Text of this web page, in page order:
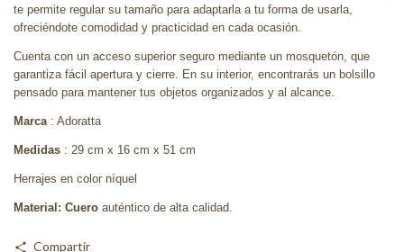
te permite regular su tamaño para adaptarla a tu forma de usarla,
ofreciéndote comodidad y practicidad en cada ocasión.
Cuenta con un acceso superior seguro mediante un mosquetón, que
garantiza fácil apertura y cierre. En su interior, encontrarás un bolsillo
pensado para mantener tus objetos organizados y al alcance.
Marca : Adoratta
Medidas : 29 cm x 16 cm x 51 cm
Herrajes en color níquel
Material: Cuero auténtico de alta calidad.
Compartir